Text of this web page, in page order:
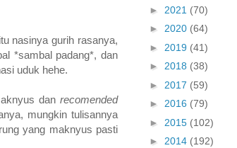
nasinya gurih rasanya,
*sambal padang*, dan
uduk hehe.
dan recomended
mungkin tulisannya
yang maknyus pasti
► 2021 (70)
► 2020 (64)
► 2019 (41)
► 2018 (38)
► 2017 (59)
► 2016 (79)
► 2015 (102)
► 2014 (192)